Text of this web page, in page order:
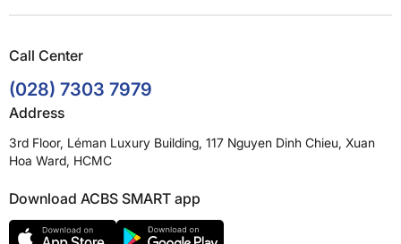
Call Center
(028) 7303 7979
Address
3rd Floor, Léman Luxury Building, 117 Nguyen Dinh Chieu, Xuan
Hoa Ward, HCMC
Download ACBS SMART app